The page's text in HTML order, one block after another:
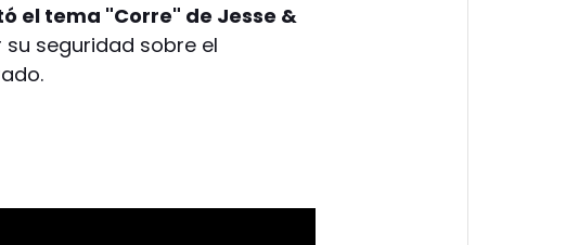
el tema "Corre" de Jesse &
su seguridad sobre el